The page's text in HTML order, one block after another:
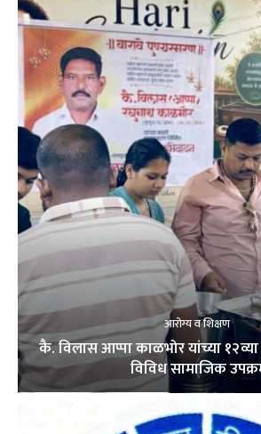
आरोग्य व शिक्षण
कै. विलास आप्पा काळभोर यांच्या १२व्या
विविध सामाजिक